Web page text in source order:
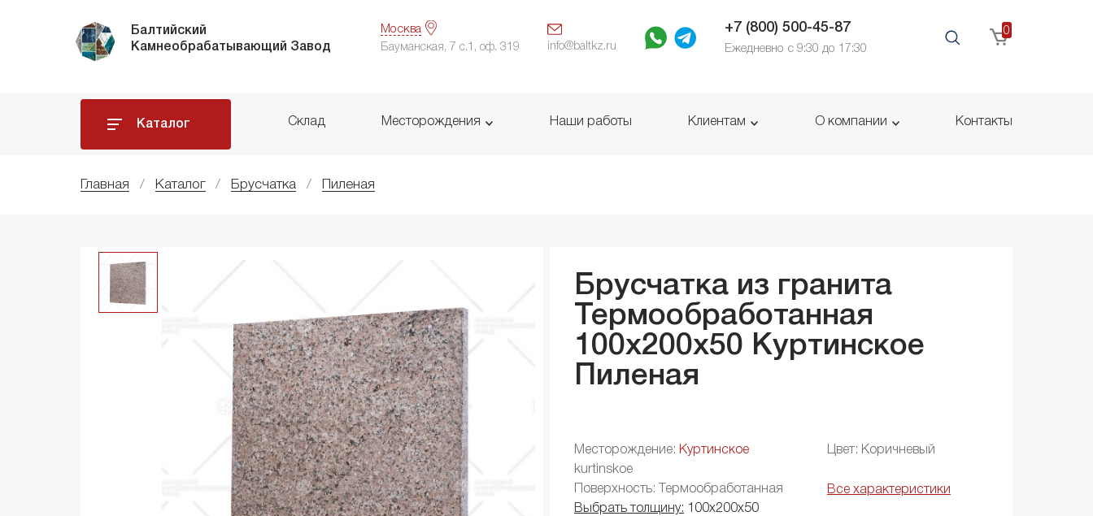
Балтийский
Камнеобрабатывающий Завод
Москва
Бауманская, 7 с.1, оф. 319 info@baltkz.ru
+7 (800) 500-45-87
Ежедневно с 9:30 до 17:30
0
Каталог Склад Месторождения Наши работы Клиентам О компании Контакты
Главная Каталог Брусчатка Пиленая
Брусчатка из гранита
Термообработанная
100x200x50 Куртинское
Пиленая
Месторождение: Куртинское
kurtinskoe
Цвет: Коричневый
Поверхность: Термообработанная
Все характеристики
Выбрать толщину:
100х200х50